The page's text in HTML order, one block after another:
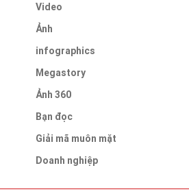
Video
Ảnh
infographics
Megastory
Ảnh 360
Bạn đọc
Giải mã muôn mặt
Doanh nghiệp